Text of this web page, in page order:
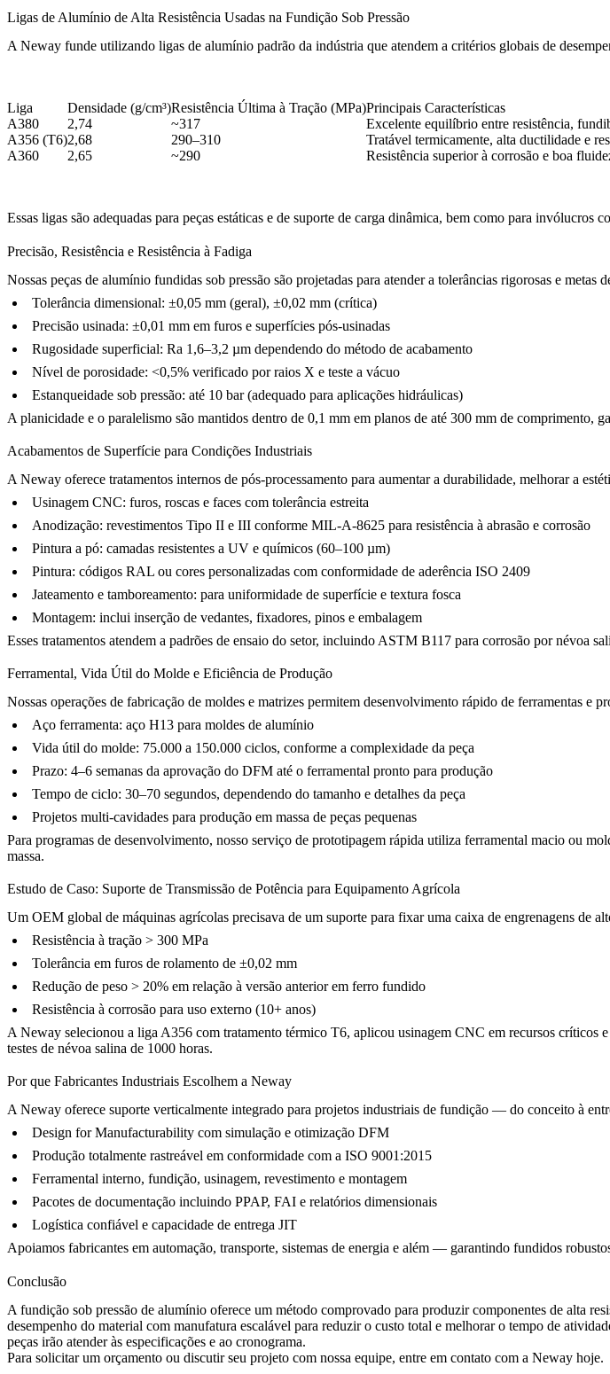
Ligas de Alumínio de Alta Resistência Usadas na Fundição Sob Pressão
A Neway funde utilizando ligas de alumínio padrão da indústria que atendem a critérios globais de
Liga Densidade (g/cm³)Resistência Última à Tração (MPa)Principais Características
A380
2,74 ~317 Excelente equilíbrio entre resistência,
A356 (T6)2,68 290–310 Tratável termicamente, alta ductilidade e
A360
2,65 ~290 Resistência superior à corrosão e boa
Essas ligas são adequadas para peças estáticas e de suporte de carga dinâmica, bem como para invólucros
Precisão, Resistência e Resistência à Fadiga
Nossas peças de alumínio fundidas sob pressão são projetadas para atender a tolerâncias rigorosas e metas
Tolerância dimensional: ±0,05 mm (geral), ±0,02 mm (crítica)
Precisão usinada: ±0,01 mm em furos e superfícies pós-usinadas
Rugosidade superficial: Ra 1,6–3,2 µm dependendo do método de acabamento
Nível de porosidade: <0,5% verificado por raios X e teste a vácuo
Estanqueidade sob pressão: até 10 bar (adequado para aplicações hidráulicas)
A planicidade e o paralelismo são mantidos dentro de 0,1 mm em planos de até 300 mm de comprimento,
Acabamentos de Superfície para Condições Industriais
A Neway oferece tratamentos internos de pós-processamento para aumentar a durabilidade, melhorar a
Usinagem CNC: furos, roscas e faces com tolerância estreita
Anodização: revestimentos Tipo II e III conforme MIL-A-8625 para resistência à abrasão e corrosão
Pintura a pó: camadas resistentes a UV e químicos (60–100 µm)
Pintura: códigos RAL ou cores personalizadas com conformidade de aderência ISO 2409
Jateamento e tamboreamento: para uniformidade de superfície e textura fosca
Montagem: inclui inserção de vedantes, fixadores, pinos e embalagem
Esses tratamentos atendem a padrões de ensaio do setor, incluindo ASTM B117 para corrosão por névoa
Ferramental, Vida Útil do Molde e Eficiência de Produção
Nossas operações de fabricação de moldes e matrizes permitem desenvolvimento rápido de ferramentas e
Aço ferramenta: aço H13 para moldes de alumínio
Vida útil do molde: 75.000 a 150.000 ciclos, conforme a complexidade da peça
Prazo: 4–6 semanas da aprovação do DFM até o ferramental pronto para produção
Tempo de ciclo: 30–70 segundos, dependendo do tamanho e detalhes da peça
Projetos multi-cavidades para produção em massa de peças pequenas
Para programas de desenvolvimento, nosso serviço de prototipagem rápida utiliza ferramental macio ou
massa.
Estudo de Caso: Suporte de Transmissão de Potência para Equipamento Agrícola
Um OEM global de máquinas agrícolas precisava de um suporte para fixar uma caixa de engrenagens de
Resistência à tração > 300 MPa
Tolerância em furos de rolamento de ±0,02 mm
Redução de peso > 20% em relação à versão anterior em ferro fundido
Resistência à corrosão para uso externo (10+ anos)
A Neway selecionou a liga A356 com tratamento térmico T6, aplicou usinagem CNC em recursos críticos
testes de névoa salina de 1000 horas.
Por que Fabricantes Industriais Escolhem a Neway
A Neway oferece suporte verticalmente integrado para projetos industriais de fundição — do conceito à
Design for Manufacturability com simulação e otimização DFM
Produção totalmente rastreável em conformidade com a ISO 9001:2015
Ferramental interno, fundição, usinagem, revestimento e montagem
Pacotes de documentação incluindo PPAP, FAI e relatórios dimensionais
Logística confiável e capacidade de entrega JIT
Apoiamos fabricantes em automação, transporte, sistemas de energia e além — garantindo fundidos
Conclusão
A fundição sob pressão de alumínio oferece um método comprovado para produzir componentes de alta
desempenho do material com manufatura escalável para reduzir o custo total e melhorar o tempo de
peças irão atender às especificações e ao cronograma.
Para solicitar um orçamento ou discutir seu projeto com nossa equipe, entre em contato com a Neway hoje.